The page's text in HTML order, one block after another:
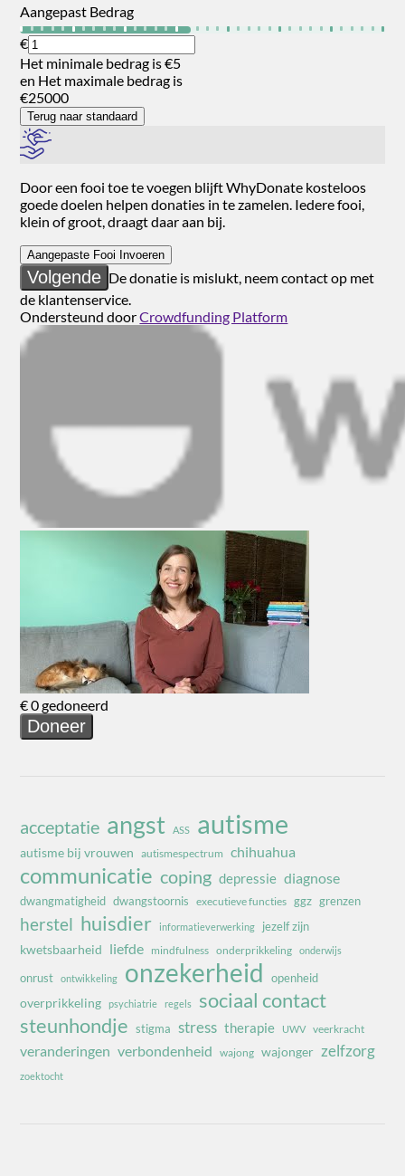
acceptatie angst ASS autisme
autisme bij vrouwen autismespectrum chihuahua
communicatie coping depressie diagnose
dwangmatigheid dwangstoornis executieve functies ggz grenzen
herstel huisdier informatieverwerking jezelf zijn
kwetsbaarheid liefde mindfulness onderprikkeling onderwijs
onrust ontwikkeling onzekerheid openheid
overprikkeling psychiatrie regels
sociaal contact
steunhondje stigma stress therapie UWV veerkracht
veranderingen verbondenheid wajong wajonger zelfzorg
zoektocht